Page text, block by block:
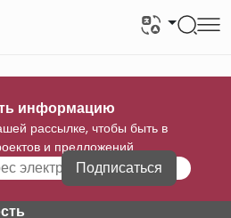
информацию
рассылке, чтобы быть в
и предложений
Подписаться